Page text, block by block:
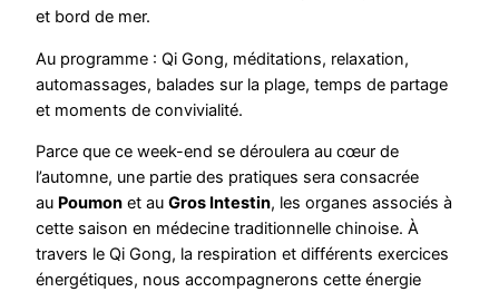
et bord de mer.
Au programme : Qi Gong, méditations, relaxation,
automassages, balades sur la plage, temps de partage
et moments de convivialité.
Parce que ce week-end se déroulera au cœur de
l’automne, une partie des pratiques sera consacrée
au Poumon et au Gros Intestin, les organes associés à
cette saison en médecine traditionnelle chinoise. À
travers le Qi Gong, la respiration et différents exercices
énergétiques, nous accompagnerons cette énergie